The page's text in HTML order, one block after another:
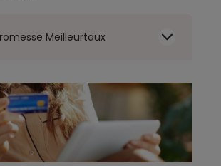
Meilleurtaux